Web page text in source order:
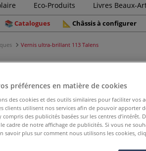
Eco-Produits Livres Beaux-
Catalogues Châssis à configurer
Vernis ultra-brillant 113 Talens
préférences en matière de cookies
des cookies et des outils similaires pour faciliter vos
clients utilisent nos services afin de pouvoir apporter
compris des publicités basées sur les centres d’intérêt.
cadre de notre affichage de publicités. Si vous ne
savoir plus sur comment nous utilisons les cookies,